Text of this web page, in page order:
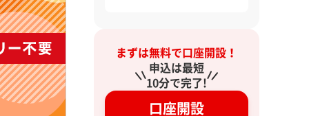
まずは無料で口座開設！
申込は最短
10分で完了!
口座開設